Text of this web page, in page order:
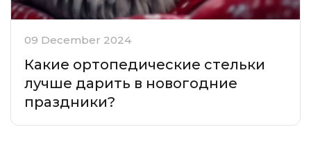
09 December 2024
Какие ортопедические стельки
лучше дарить в новогодние
праздники?